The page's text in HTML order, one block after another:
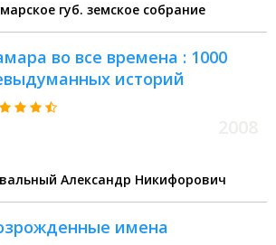
губ. земское собрание
во все времена : 1000
историй
Александр Никифорович
имена